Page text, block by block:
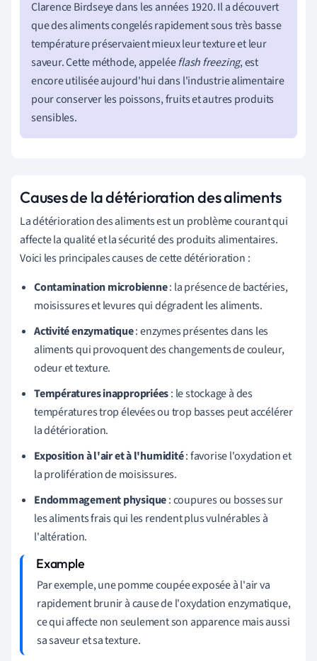
Clarence Birdseye dans les années 1920. Il a découvert
que des aliments congelés rapidement sous très basse
température préservaient mieux leur texture et leur
saveur. Cette méthode, appeléeflash freezing, est
encore utilisée aujourd'hui dans l'industrie alimentaire
pour conserver les poissons, fruits et autres produits
sensibles.
Causes de la détérioration des aliments
La détérioration des aliments est un problème courant qui
affecte la qualité et la sécurité des produits alimentaires.
Voici les principales causes de cette détérioration :
Contamination microbienne: la présence de bactéries,
moisissures et levures qui dégradent les aliments.
Activité enzymatique: enzymes présentes dans les
aliments qui provoquent des changements de couleur,
odeur et texture.
Températures inappropriées: le stockage à des
températures trop élevées ou trop basses peut accélérer
la détérioration.
Exposition à l'air et à l'humidité: favorise l'oxydation et
la prolifération de moisissures.
Endommagement physique: coupures ou bosses sur
les aliments frais qui les rendent plus vulnérables à
l'altération.
Par exemple, une pomme coupée exposée à l'air va
rapidement brunir à cause de l'oxydation enzymatique,
ce qui affecte non seulement son apparence mais aussi
sa saveur et sa texture.